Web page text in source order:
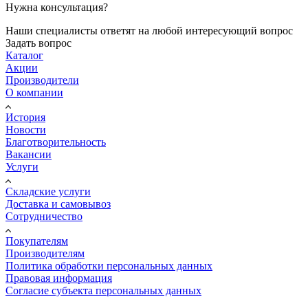
Нужна консультация?
Наши специалисты ответят на любой интересующий вопрос
Задать вопрос
Каталог
Акции
Производители
О компании
История
Новости
Благотворительность
Вакансии
Услуги
Складские услуги
Доставка и самовывоз
Сотрудничество
Покупателям
Производителям
Политика обработки персональных данных
Правовая информация
Согласие субъекта персональных данных